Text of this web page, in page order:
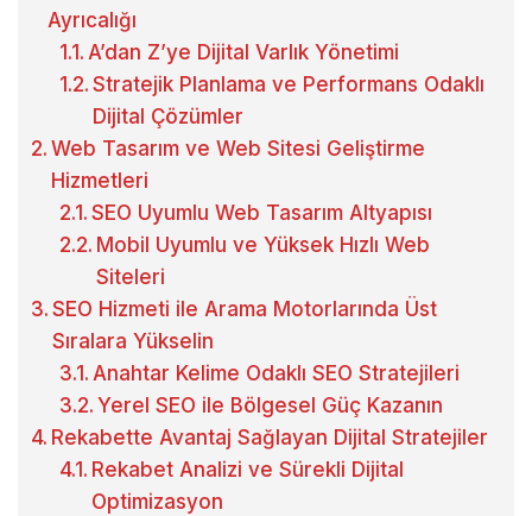
Ayrıcalığı
A’dan Z’ye Dijital Varlık Yönetimi
Stratejik Planlama ve Performans Odaklı
Dijital Çözümler
Web Tasarım ve Web Sitesi Geliştirme
Hizmetleri
SEO Uyumlu Web Tasarım Altyapısı
Mobil Uyumlu ve Yüksek Hızlı Web
Siteleri
SEO Hizmeti ile Arama Motorlarında Üst
Sıralara Yükselin
Anahtar Kelime Odaklı SEO Stratejileri
Yerel SEO ile Bölgesel Güç Kazanın
Rekabette Avantaj Sağlayan Dijital Stratejiler
Rekabet Analizi ve Sürekli Dijital
Optimizasyon